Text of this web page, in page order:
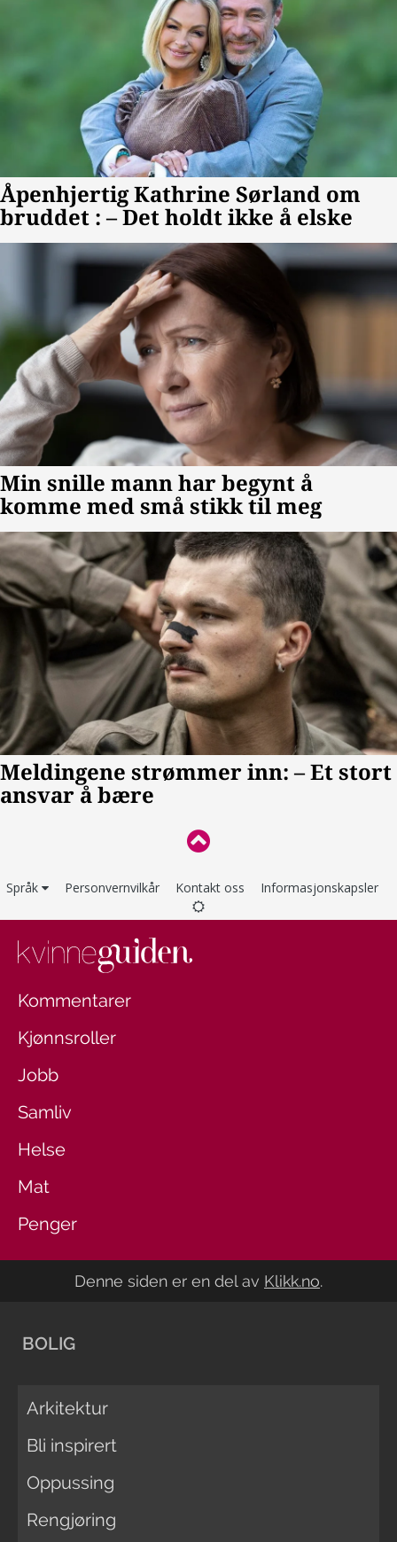
Språk Personvernvilkår Kontakt oss Informasjonskapsler
Kommentarer
Kjønnsroller
Jobb
Samliv
Helse
Mat
Penger
Denne siden er en del av Klikk.no.
BOLIG
Arkitektur
Bli inspirert
Oppussing
Rengjøring